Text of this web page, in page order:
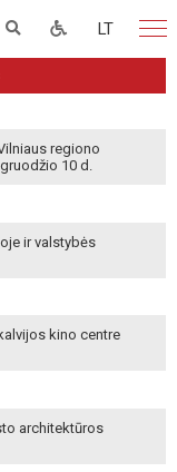
LT
regiono
10 d.
ir valstybės
kino centre
architektūros